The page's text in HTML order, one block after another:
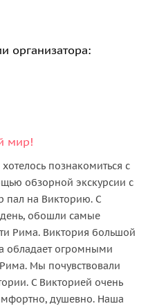
организатора:
мир!
познакомиться с
обзорной экскурсии с
пал на Викторию. С
обошли самые
Рима. Виктория большой
обладает огромными
Мы почувствовали
С Викторией очень
душевно. Наша